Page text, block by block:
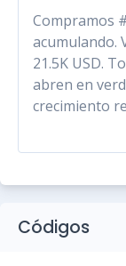
Compramos
acumulando.
21.5K USD.
abren en
crecimiento
Códigos